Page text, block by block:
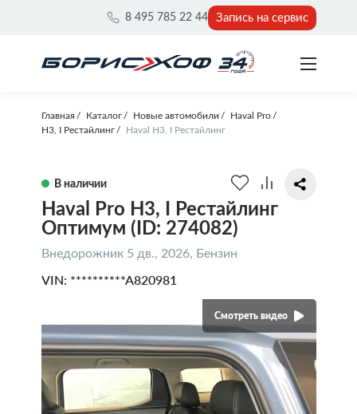
8 495 785 22 44 Запись на сервис
Главная Каталог Новые автомобили
Haval Pro
H3, I Рестайлинг
Haval H3, I Рестайлинг
Haval Pro H3, I Рестайлинг
Оптимум (ID: 274082)
Внедорожник 5 дв., 2026, Бензин
VIN: **********A820981
Смотреть видео
В наличии